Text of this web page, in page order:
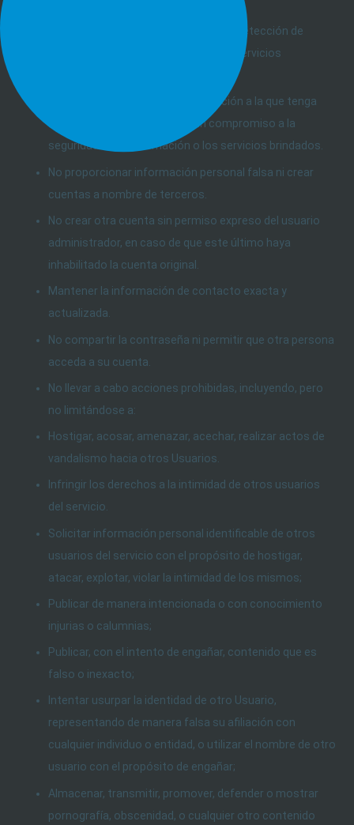
No divulgar información acerca de la detección de
vulnerabilidades encontradas en los servicios
Comunicar a ARSAT toda información a la que tenga
acceso que pudiera implicar un compromiso a la
seguridad de la información o los servicios brindados.
No proporcionar información personal falsa ni crear
cuentas a nombre de terceros.
No crear otra cuenta sin permiso expreso del usuario
administrador, en caso de que este último haya
inhabilitado la cuenta original.
Mantener la información de contacto exacta y
actualizada.
No compartir la contraseña ni permitir que otra persona
acceda a su cuenta.
No llevar a cabo acciones prohibidas, incluyendo, pero
no limitándose a:
Hostigar, acosar, amenazar, acechar, realizar actos de
vandalismo hacia otros Usuarios.
Infringir los derechos a la intimidad de otros usuarios
del servicio.
Solicitar información personal identificable de otros
usuarios del servicio con el propósito de hostigar,
atacar, explotar, violar la intimidad de los mismos;
Publicar de manera intencionada o con conocimiento
injurias o calumnias;
Publicar, con el intento de engañar, contenido que es
falso o inexacto;
Intentar usurpar la identidad de otro Usuario,
representando de manera falsa su afiliación con
cualquier individuo o entidad, o utilizar el nombre de otro
usuario con el propósito de engañar;
Almacenar, transmitir, promover, defender o mostrar
pornografía, obscenidad, o cualquier otro contenido